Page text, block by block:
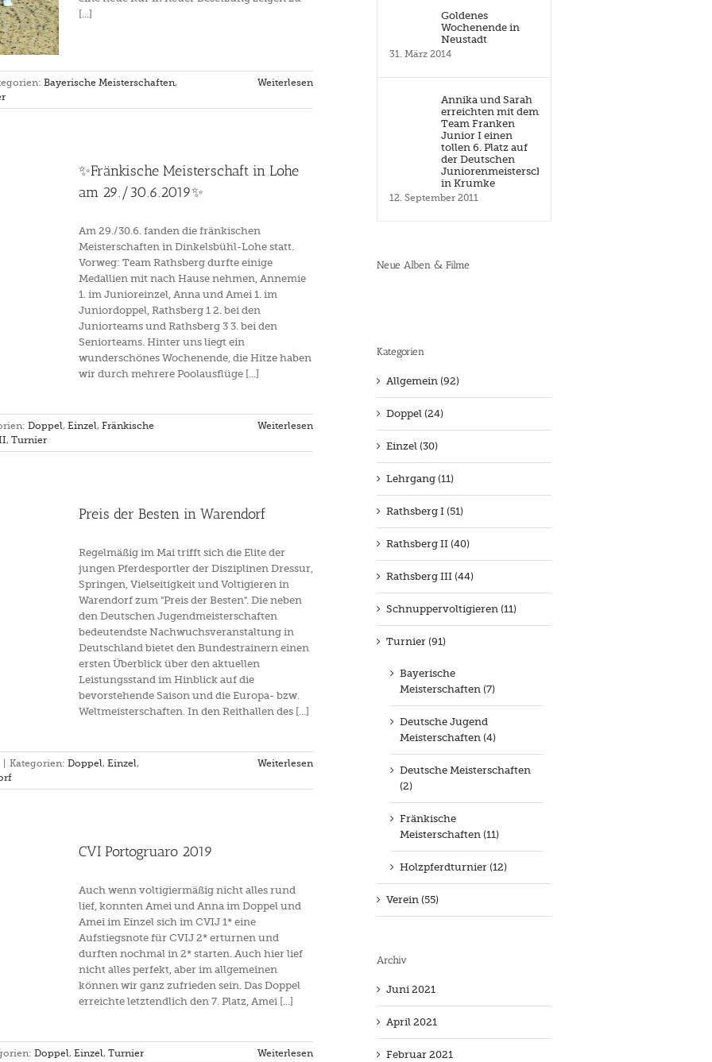
[...]
Bayerische Meisterschaften,
Weiterlesen
✨Fränkische Meisterschaft in Lohe
am 29./30.6.2019✨
Am 29./30.6. fanden die fränkischen
Meisterschaften in Dinkelsbühl-Lohe statt.
Vorweg: Team Rathsberg durfte einige
Medallien mit nach Hause nehmen, Annemie
1. im Junioreinzel, Anna und Amei 1. im
Juniordoppel, Rathsberg 1 2. bei den
Juniorteams und Rathsberg 3 3. bei den
Seniorteams. Hinter uns liegt ein
wunderschönes Wochenende, die Hitze haben
wir durch mehrere Poolausflüge [...]
Doppel, Einzel, Fränkische
, Turnier
Weiterlesen
Preis der Besten in Warendorf
Regelmäßig im Mai trifft sich die Elite der
jungen Pferdesportler der Disziplinen Dressur,
Springen, Vielseitigkeit und Voltigieren in
Warendorf zum "Preis der Besten". Die neben
den Deutschen Jugendmeisterschaften
bedeutendste Nachwuchsveranstaltung in
Deutschland bietet den Bundestrainern einen
ersten Überblick über den aktuellen
Leistungsstand im Hinblick auf die
bevorstehende Saison und die Europa- bzw.
Weltmeisterschaften. In den Reithallen des [...]
| Kategorien: Doppel, Einzel,
Weiterlesen
CVI Portogruaro 2019
Auch wenn voltigiermäßig nicht alles rund
lief, konnten Amei und Anna im Doppel und
Amei im Einzel sich im CVIJ 1* eine
Aufstiegsnote für CVIJ 2* erturnen und
durften nochmal in 2* starten. Auch hier lief
nicht alles perfekt, aber im allgemeinen
können wir ganz zufrieden sein. Das Doppel
erreichte letztendlich den 7. Platz, Amei [...]
Doppel, Einzel, Turnier Weiterlesen
Goldenes
Wochenende in
Neustadt
31. März 2014
Annika und Sarah
erreichten mit dem
Team Franken
Junior I einen
tollen 6. Platz auf
der Deutschen
Juniorenmeisterschaft
in Krumke
12. September 2011
Neue Alben & Filme
Kategorien
Allgemein (92)
Doppel (24)
Einzel (30)
Lehrgang (11)
Rathsberg I (51)
Rathsberg II (40)
Rathsberg III (44)
Schnuppervoltigieren (11)
Turnier (91)
Bayerische
Meisterschaften (7)
Deutsche Jugend
Meisterschaften (4)
Deutsche Meisterschaften
(2)
Fränkische
Meisterschaften (11)
Holzpferdturnier (12)
Verein (55)
Archiv
Juni 2021
April 2021
Februar 2021